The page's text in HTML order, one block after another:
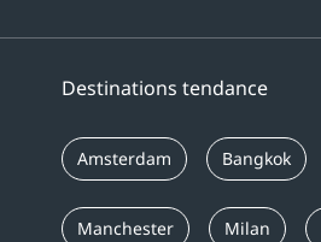
Destinations tendance
Amsterdam Bangkok
Manchester Milan